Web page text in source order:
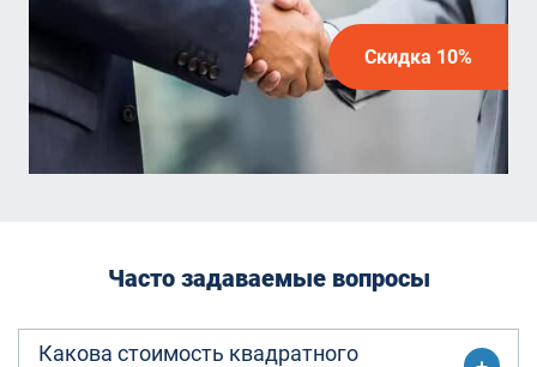
Скидка 10%
Часто задаваемые вопросы
Какова стоимость квадратного